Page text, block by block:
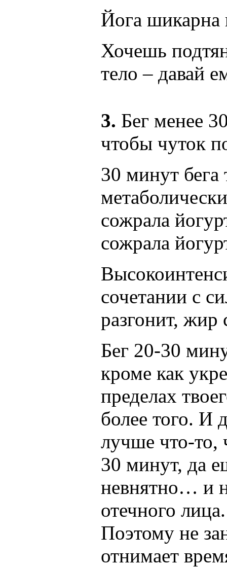
Йога шикарна
Хочешь
тело – давай
3. Бег менее
чтобы чуток
30 минут бега
сожрала
сожрала
сочетании с
разгонит,
Бег 20-30
кроме как
пределах
более того. И
лучше что-то,
30 минут, да
невнятно… и
отечного лица.
Поэтому не
отнимает